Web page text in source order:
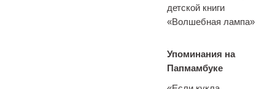
детской книги
«Волшебная лампа»
Упоминания на
Папмамбуке